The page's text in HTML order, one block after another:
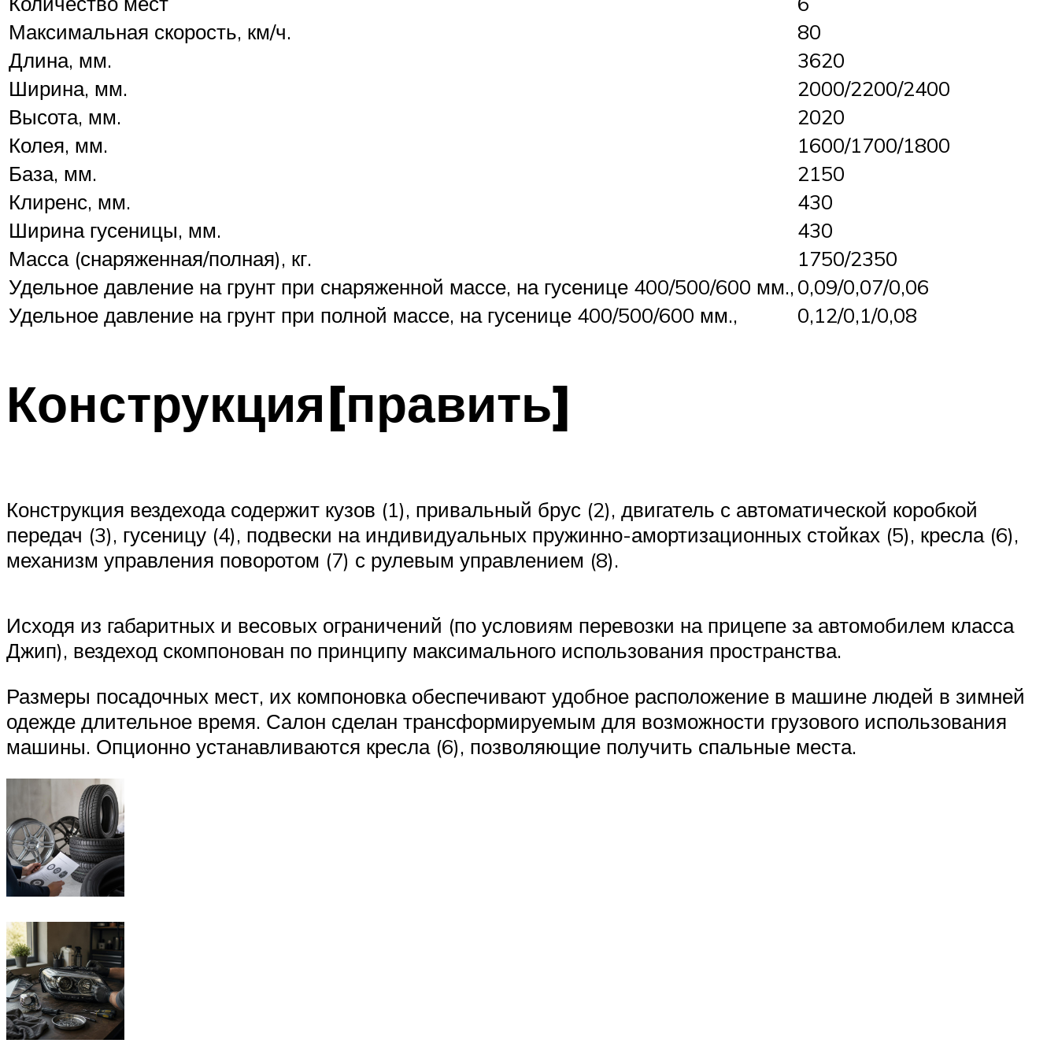
Максимальная скорость, км/ч.
80
Длина, мм.
3620
Ширина, мм.
2000/2200/2400
Высота, мм.
2020
Колея, мм.
1600/1700/1800
База, мм.
2150
Клиренс, мм.
430
Ширина гусеницы, мм.
430
Масса (снаряженная/полная), кг.
1750/2350
Удельное давление на грунт при снаряженной массе, на гусенице 400/500/600 мм.,0,09/0,07/0,06
Удельное давление на грунт при полной массе, на гусенице 400/500/600 мм.,
0,12/0,1/0,08
Конструкция[править]
Конструкция вездехода содержит кузов (1), привальный брус (2), двигатель с автоматической коробкой
передач (3), гусеницу (4), подвески на индивидуальных пружинно-амортизационных стойках (5), кресла (6),
механизм управления поворотом (7) с рулевым управлением (8).
Исходя из габаритных и весовых ограничений (по условиям перевозки на прицепе за автомобилем класса
Джип), вездеход скомпонован по принципу максимального использования пространства.
Размеры посадочных мест, их компоновка обеспечивают удобное расположение в машине людей в зимней
одежде длительное время. Салон сделан трансформируемым для возможности грузового использования
машины. Опционно устанавливаются кресла (6), позволяющие получить спальные места.